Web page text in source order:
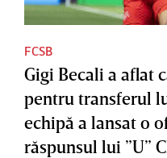
FCSB
Gigi Becali a aflat
pentru transferul
echipă a lansat o
răspunsul lui ”U”